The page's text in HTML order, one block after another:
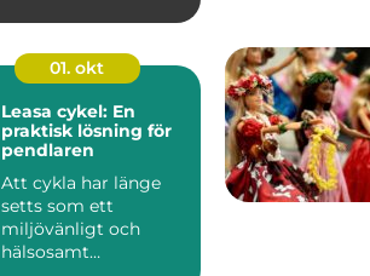
01. okt
Leasa cykel: En
praktisk lösning för
pendlaren
Att cykla har länge
setts som ett
miljövänligt och
hälsosamt